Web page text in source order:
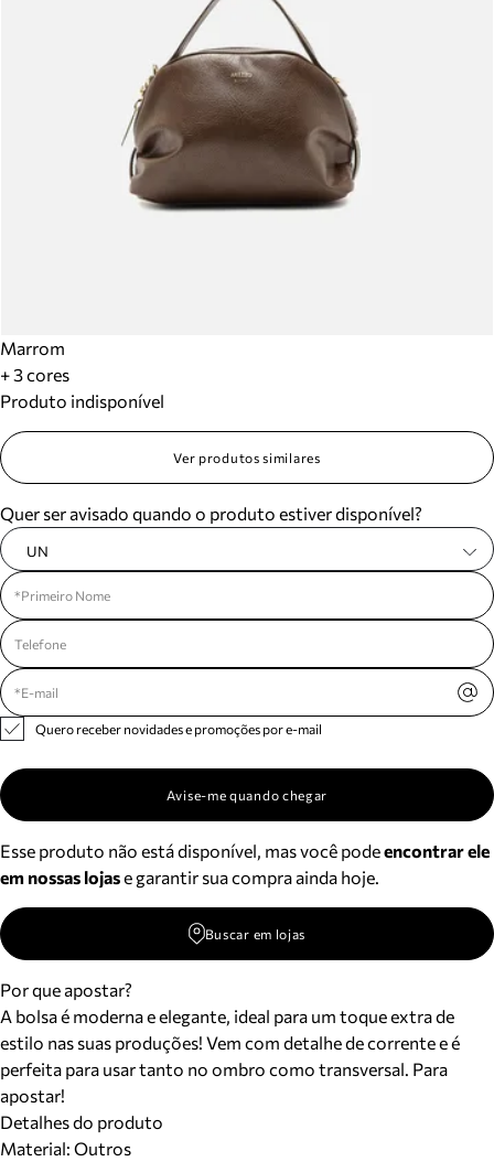
Marrom
+ 3 cores
Produto indisponível
Ver produtos similares
Quer ser avisado quando o produto estiver disponível?
UN
Quero receber novidades e promoções por e-mail
Avise-me quando chegar
Esse produto não está disponível, mas você podeencontrar ele
em nossas lojase garantir sua compra ainda hoje.
Buscar em lojas
Por que apostar?
A bolsa é moderna e elegante, ideal para um toque extra de
estilo nas suas produções! Vem com detalhe de corrente e é
perfeita para usar tanto no ombro como transversal. Para
apostar!
Detalhes do produto
Material: Outros